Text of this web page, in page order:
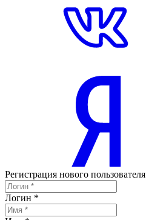
Регистрация нового пользователя
Логин *